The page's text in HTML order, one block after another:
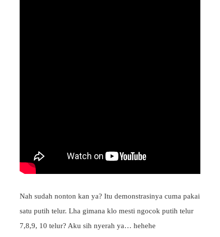
Nah sudah nonton kan ya? Itu demonstrasinya cuma pakai
satu putih telur. Lha gimana klo mesti ngocok putih telur
7,8,9, 10 telur? Aku sih nyerah ya… hehehe